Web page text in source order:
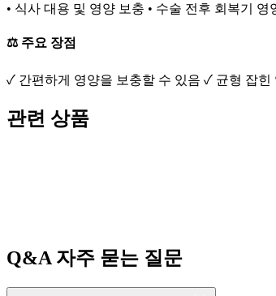
• 식사 대용 및 영양 보충 • 수술 전후 회복기
⚖️ 주요 장점
✓ 간편하게 영양을 보충할 수 있음 ✓ 균형 잡
관련 상품
Q&A 자주 묻는 질문